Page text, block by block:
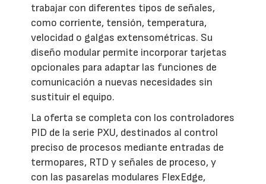
trabajar con diferentes tipos de señales,
como corriente, tensión, temperatura,
velocidad o galgas extensométricas. Su
diseño modular permite incorporar tarjetas
opcionales para adaptar las funciones de
comunicación a nuevas necesidades sin
sustituir el equipo.
La oferta se completa con los controladores
PID de la serie PXU, destinados al control
preciso de procesos mediante entradas de
termopares, RTD y señales de proceso, y
con las pasarelas modulares FlexEdge,